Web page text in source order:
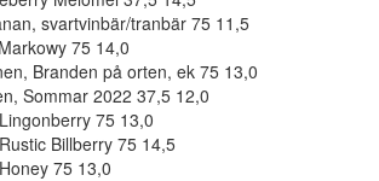
svartvinbär/tranbär 75 11,5
75 14,0
Branden på orten, ek 75 13,0
Sommar 2022 37,5 12,0
75 13,0
Billberry 75 14,5
75 13,0